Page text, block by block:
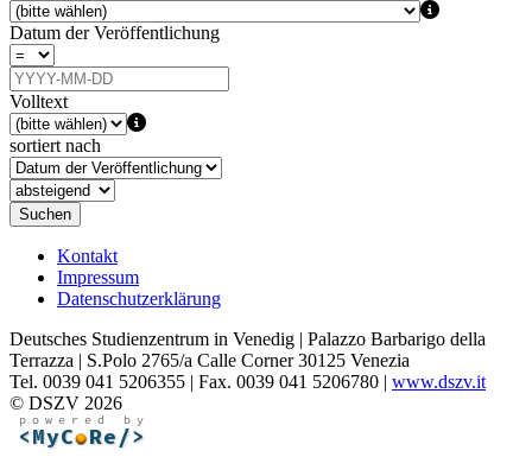
Datum der Veröffentlichung
Volltext
sortiert nach
Suchen
Kontakt
Impressum
Datenschutzerklärung
Deutsches Studienzentrum in Venedig | Palazzo Barbarigo della
Terrazza | S.Polo 2765/a Calle Corner 30125 Venezia
Tel. 0039 041 5206355 | Fax. 0039 041 5206780 | www.dszv.it
© DSZV 2026